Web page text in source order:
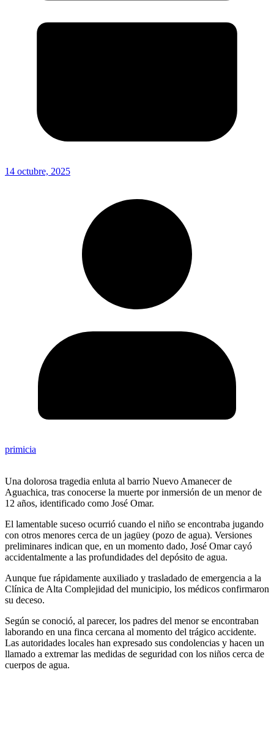
14 octubre, 2025
primicia
Una dolorosa tragedia enluta al barrio Nuevo Amanecer de
Aguachica, tras conocerse la muerte por inmersión de un menor de
12 años, identificado como José Omar.
El lamentable suceso ocurrió cuando el niño se encontraba jugando
con otros menores cerca de un jagüey (pozo de agua). Versiones
preliminares indican que, en un momento dado, José Omar cayó
accidentalmente a las profundidades del depósito de agua.
Aunque fue rápidamente auxiliado y trasladado de emergencia a la
Clínica de Alta Complejidad del municipio, los médicos confirmaron
su deceso.
Según se conoció, al parecer, los padres del menor se encontraban
laborando en una finca cercana al momento del trágico accidente.
Las autoridades locales han expresado sus condolencias y hacen un
llamado a extremar las medidas de seguridad con los niños cerca de
cuerpos de agua.